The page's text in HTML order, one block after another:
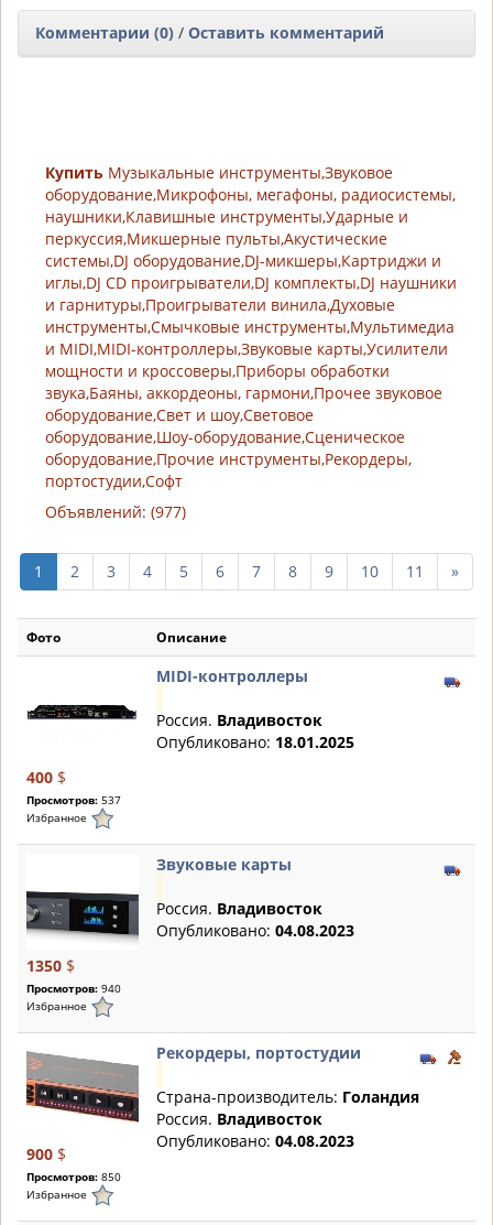
Комментарии (0) / Оставить комментарий
Купить Музыкальные инструменты,Звуковое
оборудование,Микрофоны, мегафоны, радиосистемы,
наушники,Клавишные инструменты,Ударные и
перкуссия,Микшерные пульты,Акустические
системы,DJ оборудование,DJ-микшеры,Картриджи и
иглы,DJ CD проигрыватели,DJ комплекты,DJ наушники
и гарнитуры,Проигрыватели винила,Духовые
инструменты,Смычковые инструменты,Мультимедиа
и MIDI,MIDI-контроллеры,Звуковые карты,Усилители
мощности и кроссоверы,Приборы обработки
звука,Баяны, аккордеоны, гармони,Прочее звуковое
оборудование,Свет и шоу,Световое
оборудование,Шоу-оборудование,Сценическое
оборудование,Прочие инструменты,Рекордеры,
портостудии,Софт
Объявлений: (977)
1 2 3 4 5 6 7 8 9 10 11 »
10
Фото Описание
400 $
Просмотров: 537
Избранное
MIDI-контроллеры
Россия. Владивосток
Опубликовано: 18.01.2025
1350 $
Просмотров: 940
Избранное
Звуковые карты
Россия. Владивосток
Опубликовано: 04.08.2023
900 $
Просмотров: 850
Избранное
Рекордеры, портостудии
Страна-производитель: Голандия
Россия. Владивосток
Опубликовано: 04.08.2023